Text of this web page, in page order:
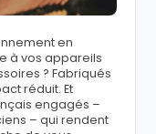
en
à vos appareils
? Fabriqués
réduit. Et
engagés –
– qui rendent